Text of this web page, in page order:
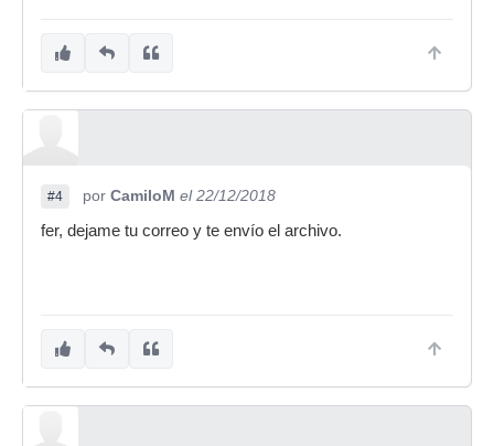
#4 por CamiloM el 22/12/2018
fer, dejame tu correo y te envío el archivo.